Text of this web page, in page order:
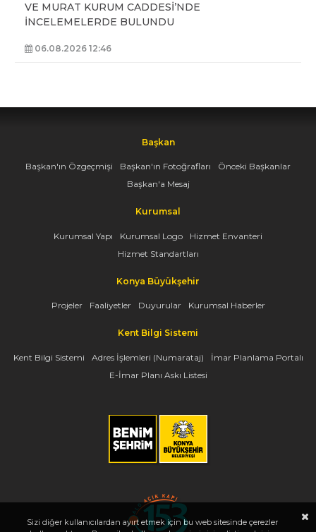
VE MURAT KURUM CADDESİ’NDE
İNCELEMELERDE BULUNDU
06.08.2026 12:46
Başkan
Başkan'ın Özgeçmişi Başkan'ın Fotoğrafları
Önceki Başkanlar
Başkan'a Mesaj
Kurumsal
Kurumsal Yapı Kurumsal Logo
Hizmet Envanteri
Hizmet Standartları
Konya Büyükşehir
Projeler Faaliyetler Duyurular Kurumsal Haberler
Kent Bilgi Sistemi
Kent Bilgi Sistemi Adres İşlemleri (Numarataj)
İmar Planlama Portalı
E-İmar Planı Askı Listesi
Sizi diğer kullanıcılardan ayırt etmek için bu web sitesinde çerezler